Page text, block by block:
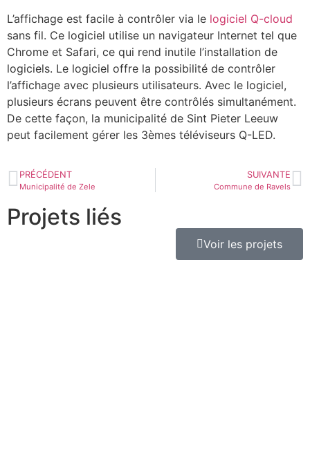
L’affichage est facile à contrôler via le logiciel Q-cloud
sans fil. Ce logiciel utilise un navigateur Internet tel que
Chrome et Safari, ce qui rend inutile l’installation de
logiciels. Le logiciel offre la possibilité de contrôler
l’affichage avec plusieurs utilisateurs. Avec le logiciel,
plusieurs écrans peuvent être contrôlés simultanément.
De cette façon, la municipalité de Sint Pieter Leeuw
peut facilement gérer les 3èmes téléviseurs Q-LED.
PRÉCÉDENT
Municipalité de Zele
SUIVANTE
Commune de Ravels
Projets liés
Voir les projets